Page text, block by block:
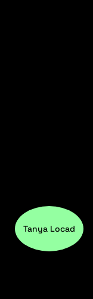
Tanya Locad